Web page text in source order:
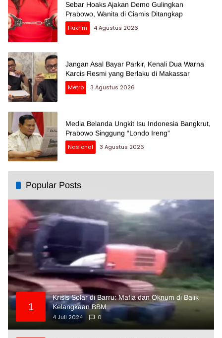
Sebar Hoaks Ajakan Demo Gulingkan
Prabowo, Wanita di Ciamis Ditangkap
Hukrim
4 Agustus 2026
Jangan Asal Bayar Parkir, Kenali Dua Warna
Karcis Resmi yang Berlaku di Makassar
Metro
3 Agustus 2026
Media Belanda Ungkit Isu Indonesia Bangkrut,
Prabowo Singgung “Londo Ireng”
Nasional
3 Agustus 2026
Popular Posts
1
Krisis Solar di Barru: Mafia dan Oknum di Balik
Kelangkaan BBM
4 Juli 2024
0